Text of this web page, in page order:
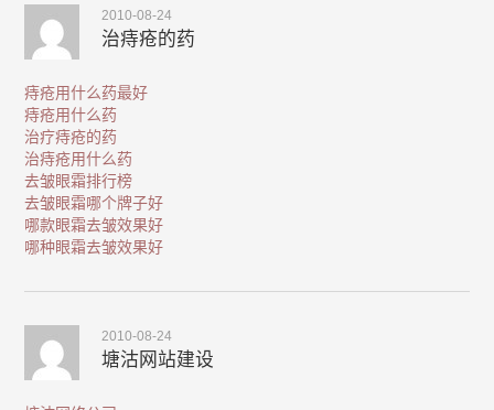
2010-08-24
治痔疮的药
痔疮用什么药最好
痔疮用什么药
治疗痔疮的药
治痔疮用什么药
去皱眼霜排行榜
去皱眼霜哪个牌子好
哪款眼霜去皱效果好
哪种眼霜去皱效果好
2010-08-24
塘沽网站建设